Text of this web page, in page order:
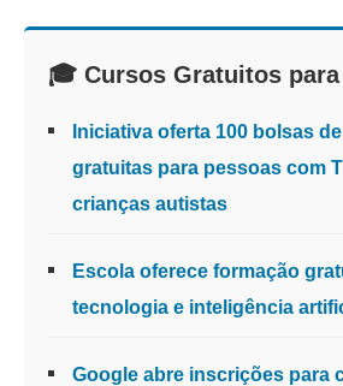
🎓 Cursos Gratuitos
Iniciativa oferta 100 bolsas
gratuitas para pessoas com
crianças autistas
Escola oferece formação
tecnologia e inteligência
Google abre inscrições para